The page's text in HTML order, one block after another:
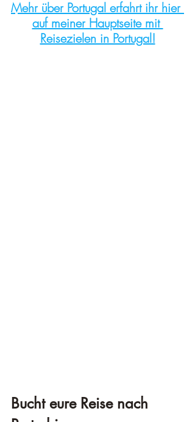
Mehr über Portugal erfahrt ihr hier
auf meiner Hauptseite mit
Reisezielen in Portugal!
Bucht eure Reise nach